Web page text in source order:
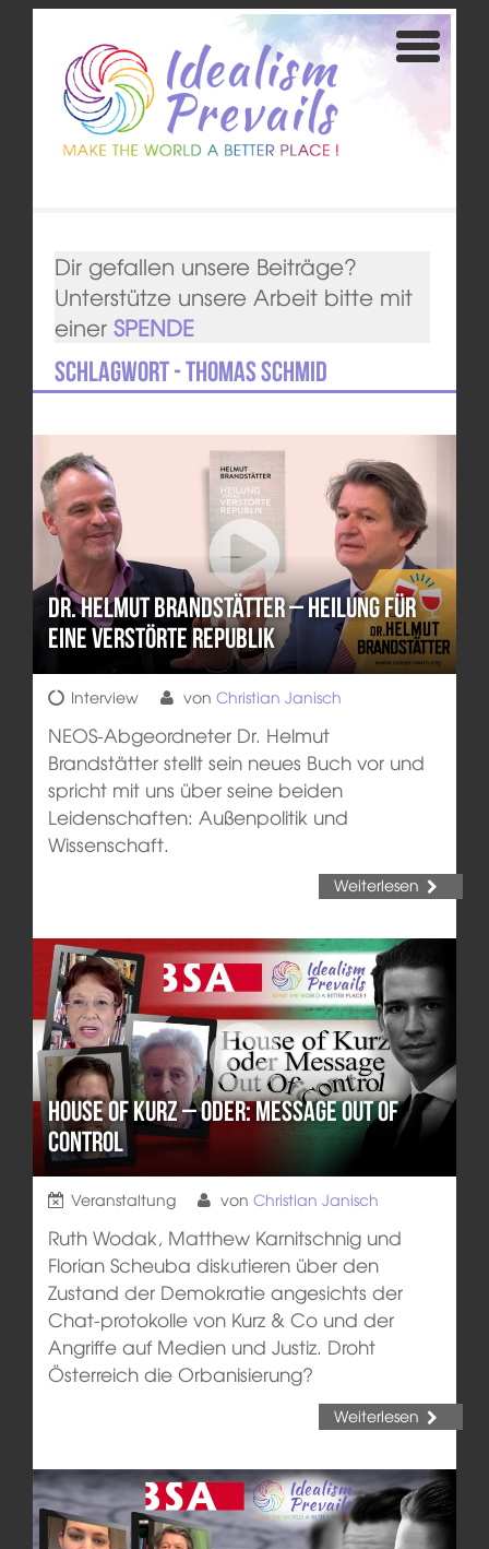
Dir gefallen unsere Beiträge?
Unterstütze unsere Arbeit bitte mit
einer SPENDE
Schlagwort - Thomas Schmid
Dr. Helmut Brandstätter – Heilung für
eine verstörte Republik
Interview von Christian Janisch
NEOS-Abgeordneter Dr. Helmut
Brandstätter stellt sein neues Buch vor und
spricht mit uns über seine beiden
Leidenschaften: Außenpolitik und
Wissenschaft.
Weiterlesen
House of Kurz – oder: Message out of
control
Veranstaltung von Christian Janisch
Ruth Wodak, Matthew Karnitschnig und
Florian Scheuba diskutieren über den
Zustand der Demokratie angesichts der
Chat-protokolle von Kurz & Co und der
Angriffe auf Medien und Justiz. Droht
Österreich die Orbanisierung?
Weiterlesen